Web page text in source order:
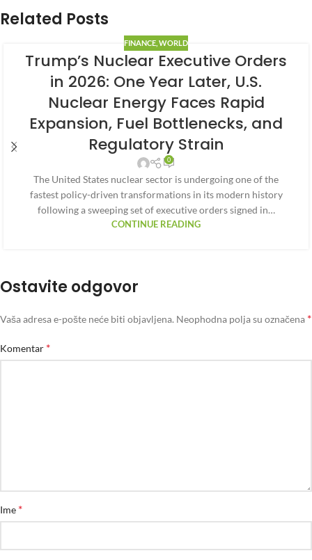
Related Posts
FINANCE WORLD
Trump’s Nuclear Executive Orders
in 2026: One Year Later, U.S.
Nuclear Energy Faces Rapid
Expansion, Fuel Bottlenecks, and
Regulatory Strain
0
The United States nuclear sector is undergoing one of the
fastest policy-driven transformations in its modern history
following a sweeping set of executive orders signed in…
CONTINUE READING
Ostavite odgovor
Vaša adresa e-pošte neće biti objavljena. Neophodna polja su označena *
Komentar *
Ime *